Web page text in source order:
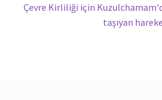
Sonraki
Çevre Kirliliği için
taşıyan